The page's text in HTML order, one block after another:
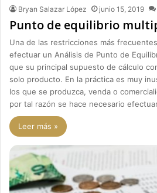
Bryan Salazar López junio 15, 2019
Punto de equilibrio
Una de las restricciones más
efectuar un Análisis de Punto de
que su principal supuesto de cálculo
solo producto. En la práctica es muy
los que se produzca, venda o
por tal razón se hace necesario
Leer más »